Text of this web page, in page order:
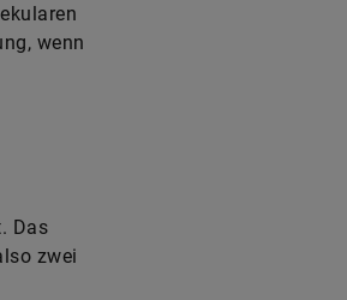
wenn
Das
zwei